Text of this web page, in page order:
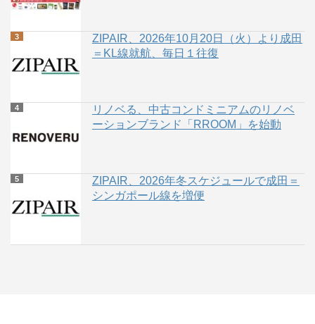
ZIPAIR、2026年10月20日（火）より成田
＝KL線就航、毎日１往復
リノベる、中古コンドミニアムのリノベ
ーションブランド「RROOM」を始動
ZIPAIR、2026年冬スケジュールで成田＝
シンガポール線を増便